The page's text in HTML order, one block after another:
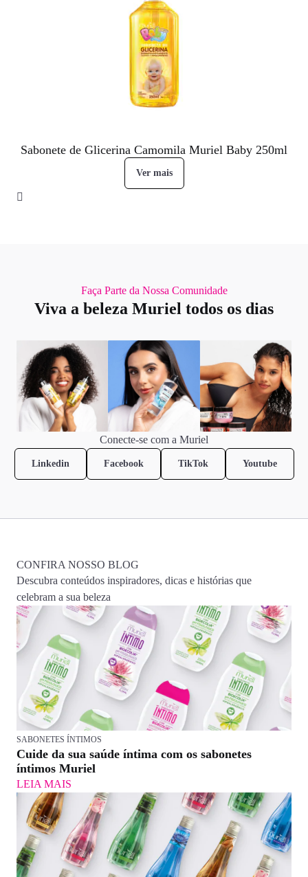
Sabonete de Glicerina Camomila Muriel Baby 250ml
Ver mais
Faça Parte da Nossa Comunidade
Viva a beleza Muriel todos os dias
Conecte-se com a Muriel
Linkedin Facebook TikTok Youtube
CONFIRA NOSSO BLOG
Descubra conteúdos inspiradores, dicas e histórias que
celebram a sua beleza
SABONETES ÍNTIMOS
Cuide da sua saúde íntima com os sabonetes
íntimos Muriel
LEIA MAIS